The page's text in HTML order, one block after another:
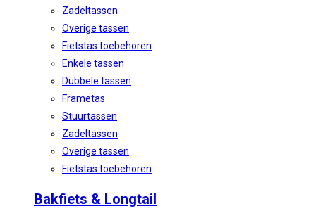
Zadeltassen
Overige tassen
Fietstas toebehoren
Enkele tassen
Dubbele tassen
Frametas
Stuurtassen
Zadeltassen
Overige tassen
Fietstas toebehoren
Bakfiets & Longtail